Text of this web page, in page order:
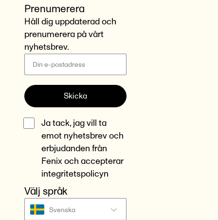
Prenumerera
Håll dig uppdaterad och
prenumerera på vårt
nyhetsbrev.
Skicka
Ja tack, jag vill ta
emot nyhetsbrev och
erbjudanden från
Fenix och accepterar
integritetspolicyn
Välj språk
Svenska